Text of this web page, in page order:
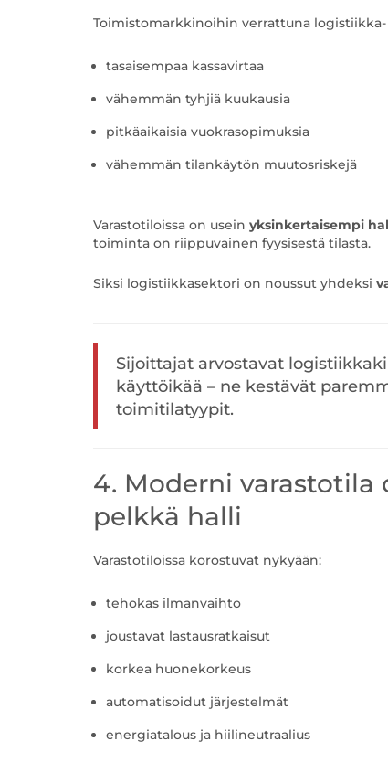
Toimistomarkkinoihin verrattuna logistiikka-
tasaisempaa kassavirtaa
vähemmän tyhjiä kuukausia
pitkäaikaisia vuokrasopimuksia
vähemmän tilankäytön muutosriskejä
Varastotiloissa on usein yksinkertaisempi
toiminta on riippuvainen fyysisestä tilasta.
Siksi logistiikkasektori on noussut yhdeksi
Sijoittajat arvostavat
käyttöikää – ne kestävät
toimitilatyypit.
4. Moderni varastotila
pelkkä halli
Varastotiloissa korostuvat nykyään:
tehokas ilmanvaihto
joustavat lastausratkaisut
korkea huonekorkeus
automatisoidut järjestelmät
energiatalous ja hiilineutraalius